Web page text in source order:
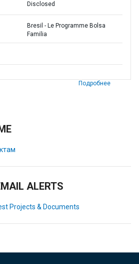
Disclosed
Bresil - Le Programme Bolsa
Familia
Подробнее
ALERTS
Projects & Documents